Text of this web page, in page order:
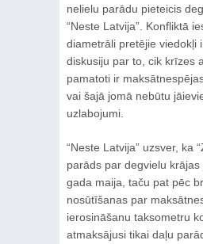
nelielu parādu pieteicis
“Neste Latvija”. Konfliktā
diametrāli pretējie viedokļi
diskusiju par to, cik krīzes
pamatoti ir
vai šajā jomā nebūtu
uzlabojumi.
“Neste Latvija” uzsver, ka
parāds par degvielu
gada maija, taču pat pēc
nosūtīšanas par
ierosināšanu taksometru
atmaksājusi tikai daļu